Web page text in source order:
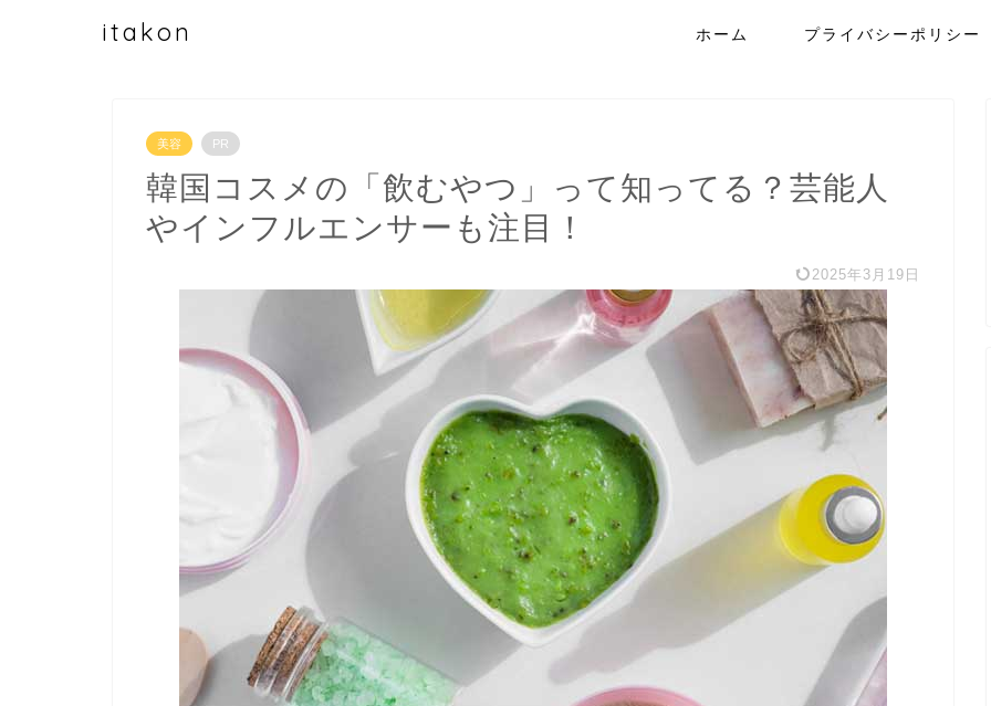
itakon ホーム プライバシーポリシー
美容 PR
韓国コスメの「飲むやつ」って知ってる？芸能人
やインフルエンサーも注目！
2025年3月19日